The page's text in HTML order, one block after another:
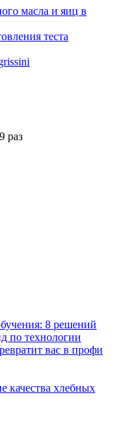
масла и яиц в
теста
раз
8 решений
по технологии
вас в профи
качества хлебных